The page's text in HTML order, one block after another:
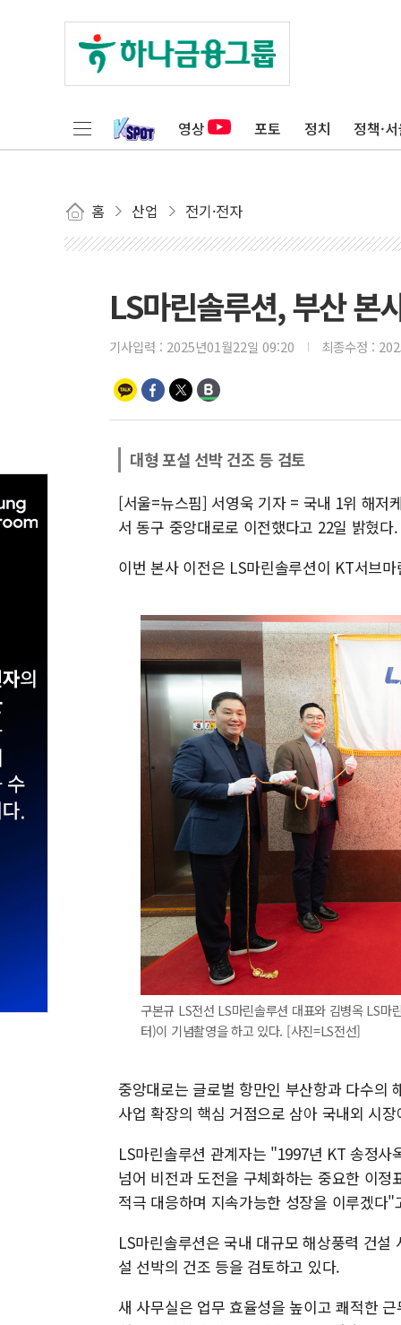
영상 포토 정치 정책·
홈 산업 전기·전자
LS마린솔루션, 부산 본
기사입력 : 2025년01월22일 09:20 최종수정 :
대형 포설 선박 건조 등 검토
[서울=뉴스핌] 서영욱 기자 = 국내 1위 해저
서 동구 중앙대로로 이전했다고 22일 밝혔다.
이번 본사 이전은 LS마린솔루션이 KT서브
구본규 LS전선 LS마린솔루션 대표와 김병옥 LS
터)이 기념촬영을 하고 있다. [사진=LS전선]
중앙대로는 글로벌 항만인 부산항과 다수의
사업 확장의 핵심 거점으로 삼아 국내외 시
LS마린솔루션 관계자는 "1997년 KT 송정
넘어 비전과 도전을 구체화하는 중요한 이
적극 대응하며 지속가능한 성장을 이루겠다"
LS마린솔루션은 국내 대규모 해상풍력 건
설 선박의 건조 등을 검토하고 있다.
새 사무실은 업무 효율성을 높이고 쾌적한